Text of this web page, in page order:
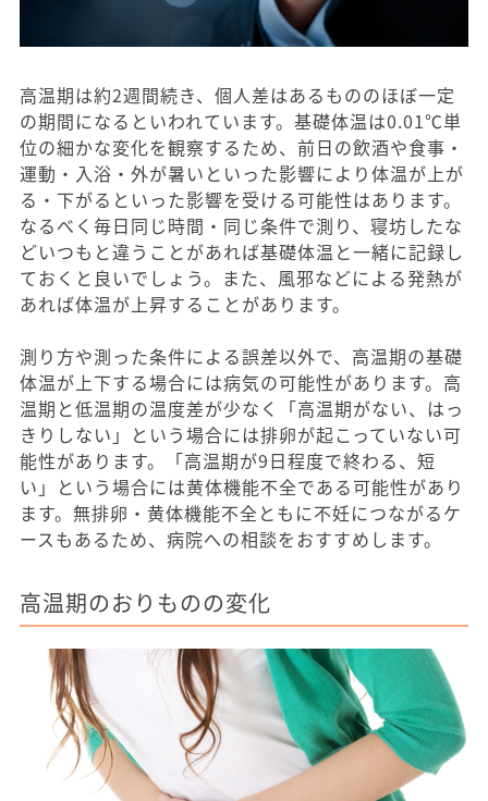
高温期は約2週間続き、個人差はあるもののほぼ一定
の期間になるといわれています。基礎体温は0.01℃単
位の細かな変化を観察するため、前日の飲酒や食事・
運動・入浴・外が暑いといった影響により体温が上が
る・下がるといった影響を受ける可能性はあります。
なるべく毎日同じ時間・同じ条件で測り、寝坊したな
どいつもと違うことがあれば基礎体温と一緒に記録し
ておくと良いでしょう。また、風邪などによる発熱が
あれば体温が上昇することがあります。
測り方や測った条件による誤差以外で、高温期の基礎
体温が上下する場合には病気の可能性があります。高
温期と低温期の温度差が少なく「高温期がない、はっ
きりしない」という場合には排卵が起こっていない可
能性があります。「高温期が9日程度で終わる、短
い」という場合には黄体機能不全である可能性があり
ます。無排卵・黄体機能不全ともに不妊につながるケ
ースもあるため、病院への相談をおすすめします。
高温期のおりものの変化